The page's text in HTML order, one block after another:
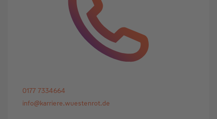
0177 7334664
info@karriere.wuestenrot.de